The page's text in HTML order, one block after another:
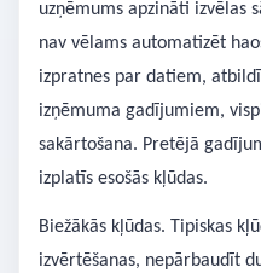
uzņēmums apzināti izvēlas
nav vēlams automatizēt
izpratnes par datiem,
izņēmuma gadījumiem,
sakārtošana. Pretējā
izplatīs esošās kļūdas.
Biežākās kļūdas. Tipiskas
izvērtēšanas, nepārbaudīt